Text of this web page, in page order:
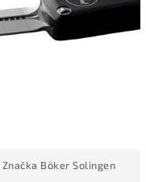
Značka Böker Solingen